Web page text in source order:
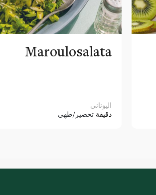
Maroulosalata
اليوناني
دقيقة تحضير/طهي